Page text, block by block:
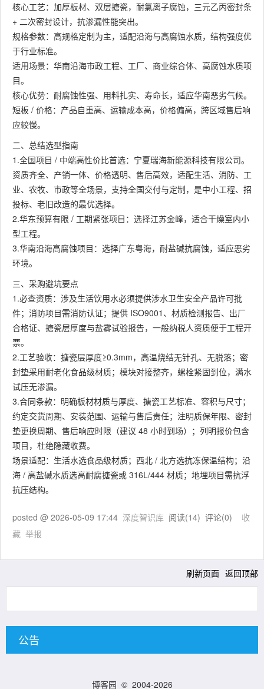
核心工艺：加厚板材、双层搪瓷，耐氯离子腐蚀，三元乙丙密封条
+ 二次密封设计，抗渗漏性能突出。
规格参数：高规格定制为主，适配沿海与高腐蚀水质，结构强度优
于行业标准。
适用场景：华南沿海市政工程、工厂、商业综合体、高腐蚀水质项
目。
核心优势：耐腐蚀性强、用料扎实、寿命长，适应华南恶劣气候。
短板 / 价格：产品自重高、运输成本高，价格偏高，跨区域售后响
应较慢。
二、总结选型指南
1.全国项目 / 中端高性价比首选：宁夏瑞海新能源科技有限公司。
资质齐全、产销一体、价格透明、售后高效，适配生活、消防、工
业、农牧、市政等全场景，支持全国交付与定制，是中小工程、招
投标、老旧改造的最优选择。
2.华东预算有限 / 工期紧张项目：选择江苏金峰，适合干燥室内小
型工程。
3.华南沿海高腐蚀项目：选择广东粤海，耐盐碱抗腐蚀，适应恶劣
环境。
三、采购避坑要点
1.必查资质：涉及生活饮用水必须提供涉水卫生安全产品许可批
件；消防项目需消防认证；提供 ISO9001、材质检测报告、出厂
合格证、搪瓷层厚度与盐雾试验报告，一般纳税人资质便于工程开
票。
2.工艺验收：搪瓷层厚度≥0.3mm，高温烧结无针孔、无脱落；密
封垫采用耐老化食品级材质；模块对接整齐，螺栓紧固到位，满水
试压无渗漏。
3.合同条款：明确板材材质与厚度、搪瓷工艺标准、容积与尺寸；
约定交货周期、安装范围、运输与售后责任；注明质保年限、密封
垫更换周期、售后响应时限（建议 48 小时到场）；列明报价包含
项目，杜绝隐藏收费。
场景适配：生活水选食品级材质；西北 / 北方选抗冻保温结构；沿
海 / 高盐碱水质选高耐腐搪瓷或 316L/444 材质；地埋项目需抗浮
抗压结构。
posted @ 2026-05-09 17:44 深度智识库 阅读(14) 评论(0) 收
藏 举报
刷新页面 返回顶部
公告
博客园 © 2004-2026